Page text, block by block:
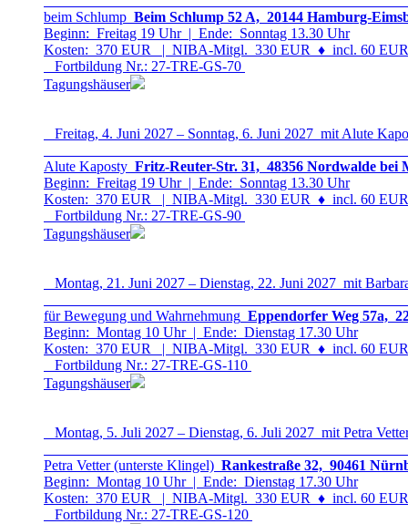
beim Schlump Beim Schlump 52 A, 20144 Hamburg-
Beginn: Freitag 19 Uhr | Ende: Sonntag 13.30 Uhr
Kosten: 370 EUR | NIBA-Mitgl. 330 EUR ♦ incl. 60
Fortbildung Nr.: 27-TRE-GS-70
Tagungshäuser
Freitag, 4. Juni 2027 – Sonntag, 6. Juni 2027 mit Alute
Alute Kaposty Fritz-Reuter-Str. 31, 48356 Nordwalde bei
Beginn: Freitag 19 Uhr | Ende: Sonntag 13.30 Uhr
Kosten: 370 EUR | NIBA-Mitgl. 330 EUR ♦ incl. 60
Fortbildung Nr.: 27-TRE-GS-90
Tagungshäuser
Montag, 21. Juni 2027 – Dienstag, 22. Juni 2027 mit
für Bewegung und Wahrnehmung Eppendorfer Weg 57a,
Beginn: Montag 10 Uhr | Ende: Dienstag 17.30 Uhr
Kosten: 370 EUR | NIBA-Mitgl. 330 EUR ♦ incl. 60
Fortbildung Nr.: 27-TRE-GS-110
Tagungshäuser
Montag, 5. Juli 2027 – Dienstag, 6. Juli 2027 mit Petra
Petra Vetter (unterste Klingel) Rankestraße 32, 90461
Beginn: Montag 10 Uhr | Ende: Dienstag 17.30 Uhr
Kosten: 370 EUR | NIBA-Mitgl. 330 EUR ♦ incl. 60
Fortbildung Nr.: 27-TRE-GS-120